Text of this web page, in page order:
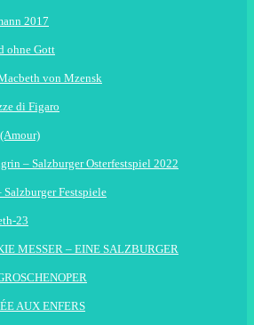
2017
ohne Gott
von Mzensk
di Figaro
– Salzburger Osterfestspiel 2022
Festspiele
23
MESSER – EINE SALZBURGER
AUX ENFERS